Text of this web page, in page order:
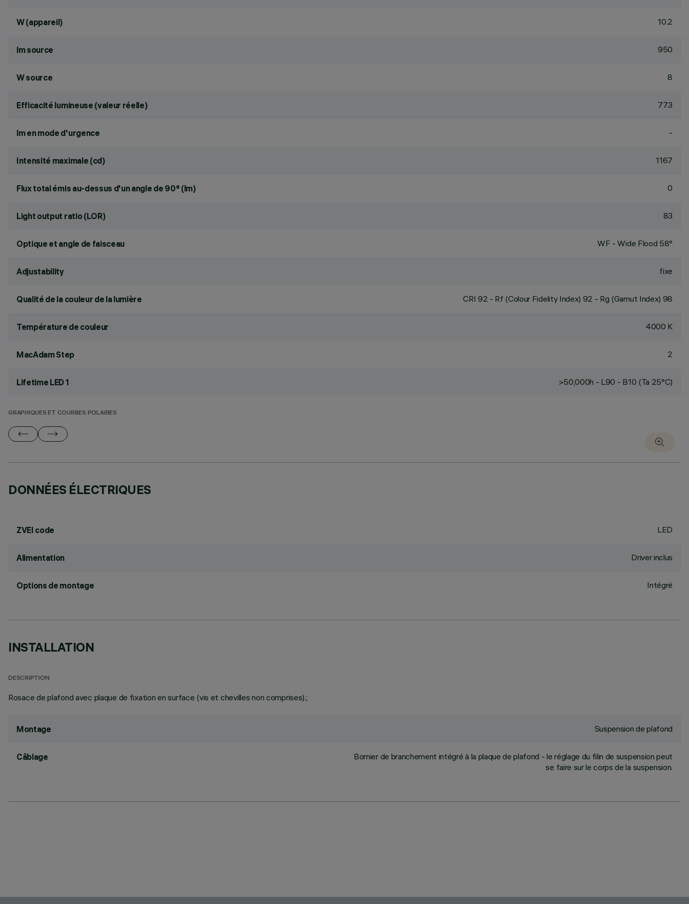
W (appareil) 10.2
lm source 950
W source 8
Efficacité lumineuse (valeur réelle) 77.3
lm en mode d'urgence -
Intensité maximale (cd) 1167
Flux total émis au-dessus d'un angle de 90° (lm) 0
Light output ratio (LOR) 83
Optique et angle de faisceau WF - Wide Flood 58°
Adjustability fixe
Qualité de la couleur de la lumière CRI 92 - Rf (Colour Fidelity Index) 92 - Rg (Gamut Index) 98
Température de couleur 4000 K
MacAdam Step 2
Lifetime LED 1 >50,000h - L90 - B10 (Ta 25°C)
GRAPHIQUES ET COURBES POLAIRES
DONNÉES ÉLECTRIQUES
ZVEI code LED
Alimentation Driver inclus
Options de montage Intégré
INSTALLATION
DESCRIPTION
Rosace de plafond avec plaque de fixation en surface (vis et chevilles non comprises).;
Montage Suspension de plafond
Câblage
Bornier de branchement intégré à la plaque de plafond - le réglage du filin de suspension peut
se faire sur le corps de la suspension.